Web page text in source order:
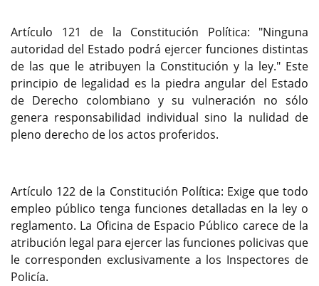
Artículo 121 de la Constitución Política: "Ninguna
autoridad del Estado podrá ejercer funciones distintas
de las que le atribuyen la Constitución y la ley." Este
principio de legalidad es la piedra angular del Estado
de Derecho colombiano y su vulneración no sólo
genera responsabilidad individual sino la nulidad de
pleno derecho de los actos proferidos.
Artículo 122 de la Constitución Política: Exige que todo
empleo público tenga funciones detalladas en la ley o
reglamento. La Oficina de Espacio Público carece de la
atribución legal para ejercer las funciones policivas que
le corresponden exclusivamente a los Inspectores de
Policía.